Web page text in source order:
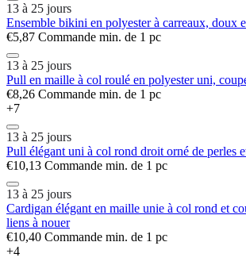
13 à 25 jours
Ensemble bikini en polyester à carreaux, doux
€5,87 Commande min. de 1 pc
13 à 25 jours
Pull en maille à col roulé en polyester uni,
€8,26 Commande min. de 1 pc
+7
13 à 25 jours
Pull élégant uni à col rond droit orné de perles
€10,13 Commande min. de 1 pc
13 à 25 jours
Cardigan élégant en maille unie à col rond et
liens à nouer
€10,40 Commande min. de 1 pc
+4